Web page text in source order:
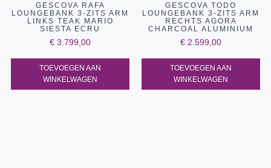
GESCOVA RAFA
LOUNGEBANK 3-ZITS ARM
LINKS TEAK MARIO
SIESTA ECRU
€ 3.799,00
TOEVOEGEN AAN
WINKELWAGEN
GESCOVA TODO
LOUNGEBANK 3-ZITS ARM
RECHTS AGORA
CHARCOAL ALUMINIUM
€ 2.599,00
TOEVOEGEN AAN
WINKELWAGEN